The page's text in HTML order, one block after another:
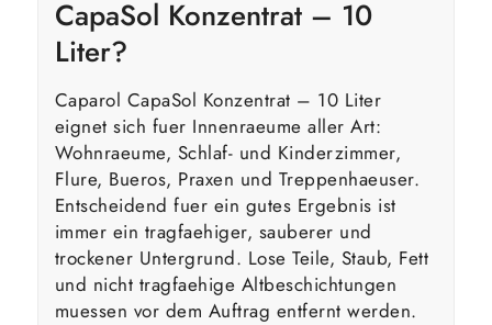
CapaSol Konzentrat – 10
Liter?
Caparol CapaSol Konzentrat – 10 Liter
eignet sich fuer Innenraeume aller Art:
Wohnraeume, Schlaf- und Kinderzimmer,
Flure, Bueros, Praxen und Treppenhaeuser.
Entscheidend fuer ein gutes Ergebnis ist
immer ein tragfaehiger, sauberer und
trockener Untergrund. Lose Teile, Staub, Fett
und nicht tragfaehige Altbeschichtungen
muessen vor dem Auftrag entfernt werden.